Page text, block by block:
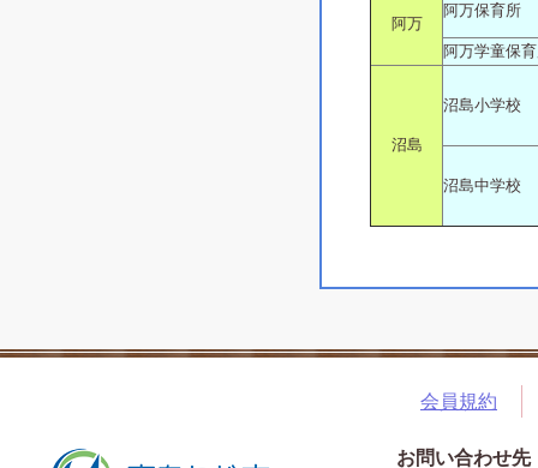
阿万
阿万保育所
阿万学童保
沼島
沼島小学校
沼島中学校
会員規約
お問い合わせ先